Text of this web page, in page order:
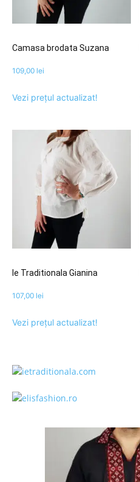
Camasa brodata Suzana
109,00 lei
Vezi prețul actualizat!
Ie Traditionala Gianina
107,00 lei
Vezi prețul actualizat!